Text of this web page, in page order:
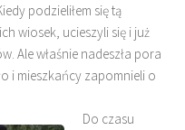
podzieliłem się tą
wiosek, ucieszyli się i już
Ale właśnie nadeszła pora
i mieszkańcy zapomnieli o
Do czasu